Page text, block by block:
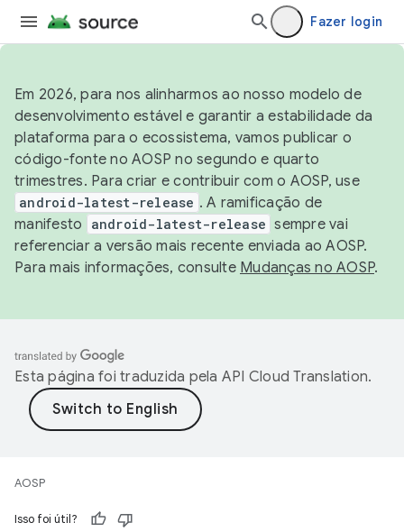
Fazer login
Em 2026, para nos alinharmos ao nosso modelo de
desenvolvimento estável e garantir a estabilidade da
plataforma para o ecossistema, vamos publicar o
código-fonte no AOSP no segundo e quarto
trimestres. Para criar e contribuir com o AOSP, use
android-latest-release . A ramificação de
manifesto
android-latest-release sempre vai
referenciar a versão mais recente enviada ao AOSP.
Para mais informações, consulte Mudanças no AOSP.
Esta página foi traduzida pela API Cloud Translation.
AOSP
Isso foi útil?